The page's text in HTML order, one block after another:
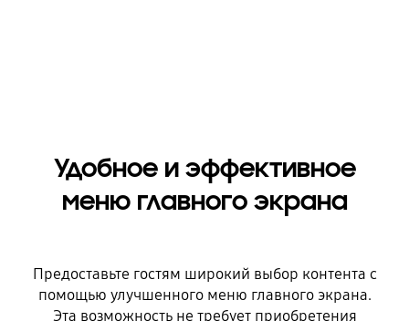
Удобное и эффективное
меню главного экрана
Предоставьте гостям широкий выбор контента с
помощью улучшенного меню главного экрана.
Эта возможность не требует приобретения